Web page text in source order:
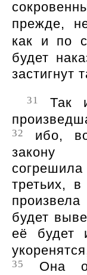
прежде,
как и по
будет
застигнут
31
Так
32
ибо,
закону
третьих,
будет
её будет
35
Она